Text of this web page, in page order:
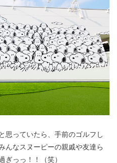
っていたら、手前のゴルフし
んなスヌーピーの親戚や友達ら
っっ！！（笑）